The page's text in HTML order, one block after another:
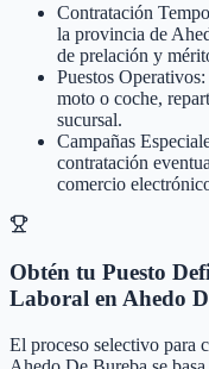
Contratación
la provincia de
de prelación y
Puestos
moto o coche,
sucursal.
Campañas
contratación
comercio
Obtén tu Puesto
Laboral en Ahedo
El proceso selectivo para